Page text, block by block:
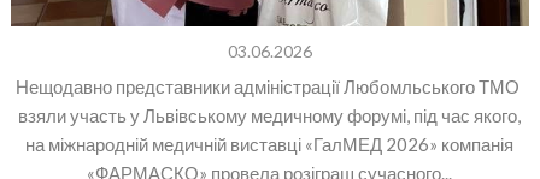
03.06.2026
Нещодавно представники адміністрації Любомльського ТМО
взяли участь у Львівському медичному форумі, під час якого,
на міжнародній медичній виставці «ГалМЕД 2026» компанія
«ФАРМАСКО» провела розіграш сучасного...